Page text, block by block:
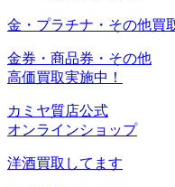
金・プラチナ・その他買
金券・商品券・その他
高価買取実施中！
カミヤ質店公式
オンラインショップ
洋酒買取してます